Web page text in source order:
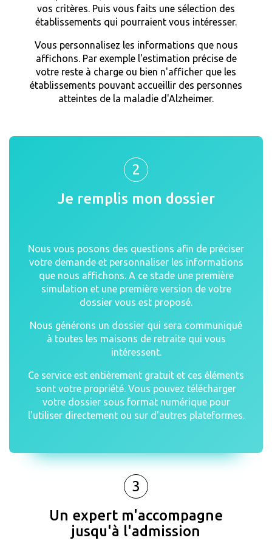
vos critères. Puis vous faits une sélection des
établissements qui pourraient vous intéresser.
Vous personnalisez les informations que nous
affichons. Par exemple l'estimation précise de
votre reste à charge ou bien n'afficher que les
établissements pouvant accueillir des personnes
atteintes de la maladie d'Alzheimer.
2
Je remplis mon dossier
Nous vous posons des questions afin de préciser
votre demande et personnaliser les informations
que nous affichons. A ce stade une première
simulation et une première version de votre
dossier vous est proposé.
Nous générons un dossier qui sera communiqué
à toutes les maisons de retraite qui vous
intéressent.
Ce service est entièrement gratuit et ces éléments
sont votre propriété. Vous pouvez télécharger
votre dossier sous format numérique pour
l'utiliser directement ou sur d'autres plateformes.
3
Un expert m'accompagne
jusqu'à l'admission